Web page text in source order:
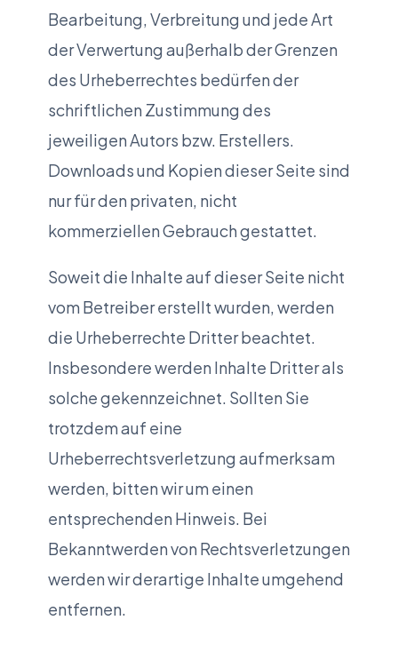
Bearbeitung, Verbreitung und jede Art
der Verwertung außerhalb der Grenzen
des Urheberrechtes bedürfen der
schriftlichen Zustimmung des
jeweiligen Autors bzw. Erstellers.
Downloads und Kopien dieser Seite sind
nur für den privaten, nicht
kommerziellen Gebrauch gestattet.
Soweit die Inhalte auf dieser Seite nicht
vom Betreiber erstellt wurden, werden
die Urheberrechte Dritter beachtet.
Insbesondere werden Inhalte Dritter als
solche gekennzeichnet. Sollten Sie
trotzdem auf eine
Urheberrechtsverletzung aufmerksam
werden, bitten wir um einen
entsprechenden Hinweis. Bei
Bekanntwerden von Rechtsverletzungen
werden wir derartige Inhalte umgehend
entfernen.